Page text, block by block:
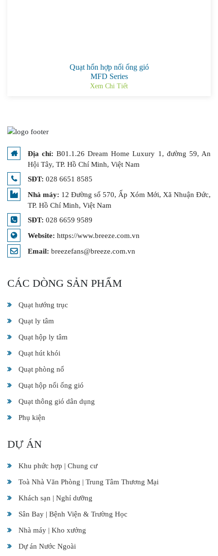
Quạt hổn hợp nối ống gió
MFD Series
Xem Chi Tiết
Địa chỉ:B01.1.26 Dream Home Luxury 1, đường 59, An
Hội Tây, TP. Hồ Chí Minh, Việt Nam
SĐT: 028 6651 8585
Nhà máy: 12 Đường số 570, Ấp Xóm Mới, Xã Nhuận Đức,
TP. Hồ Chí Minh, Việt Nam
SĐT: 028 6659 9589
Website: https://www.breeze.com.vn
Email: breezefans@breeze.com.vn
CÁC DÒNG SẢN PHẨM
Quạt hướng trục
Quạt ly tâm
Quạt hộp ly tâm
Quạt hút khói
Quạt phòng nổ
Quạt hộp nối ống gió
Quạt thông gió dân dụng
Phụ kiện
DỰ ÁN
Khu phức hợp | Chung cư
Toà Nhà Văn Phòng | Trung Tâm Thương Mại
Khách sạn | Nghỉ dưỡng
Sân Bay | Bệnh Viện & Trường Học
Nhà máy | Kho xưởng
Dự án Nước Ngoài